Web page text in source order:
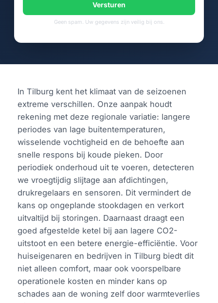
Versturen
Geen spam. Uw gegevens zijn veilig bij ons.
In Tilburg kent het klimaat van de seizoenen
extreme verschillen. Onze aanpak houdt
rekening met deze regionale variatie: langere
periodes van lage buitentemperaturen,
wisselende vochtigheid en de behoefte aan
snelle respons bij koude pieken. Door
periodiek onderhoud uit te voeren, detecteren
we vroegtijdig slijtage aan afdichtingen,
drukregelaars en sensoren. Dit vermindert de
kans op ongeplande stookdagen en verkort
uitvaltijd bij storingen. Daarnaast draagt een
goed afgestelde ketel bij aan lagere CO2-
uitstoot en een betere energie-efficiëntie. Voor
huiseigenaren en bedrijven in Tilburg biedt dit
niet alleen comfort, maar ook voorspelbare
operationele kosten en minder kans op
schades aan de woning zelf door warmteverlies